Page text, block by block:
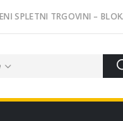
SPLETNI TRGOVINI –